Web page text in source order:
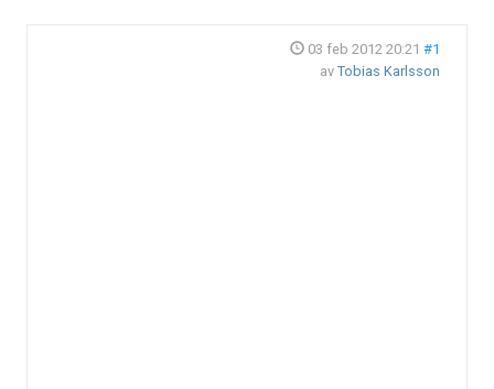
03 feb 2012 20:21 #1
av Tobias Karlsson